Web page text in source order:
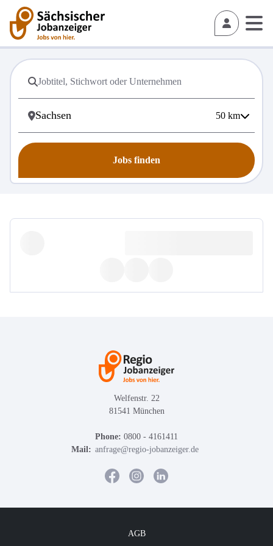
50 km
Jobs finden
Welfenstr. 22
81541 München
Phone: 0800 - 4161411
Mail: anfrage@regio-jobanzeiger.de
AGB